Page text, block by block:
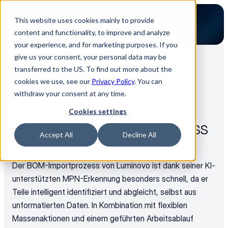
This website uses cookies mainly to provide
content and functionality, to improve and analyze
your experience, and for marketing purposes. If you
give us your consent, your personal data may be
transferred to the US. To find out more about the
cookies we use, see our Privacy Policy. You can
withdraw your consent at any time.
Cookies settings
Accept All Decline All
Zurück zu allen FAQ
Use Cases
What makes Luminovo’s
BOM-Management process
so fast and efficient?
Der BOM-Importprozess von Luminovo ist dank seiner KI-
unterstützten MPN-Erkennung besonders schnell, da er
Teile intelligent identifiziert und abgleicht, selbst aus
unformatierten Daten. In Kombination mit flexiblen
Massenaktionen und einem geführten Arbeitsablauf